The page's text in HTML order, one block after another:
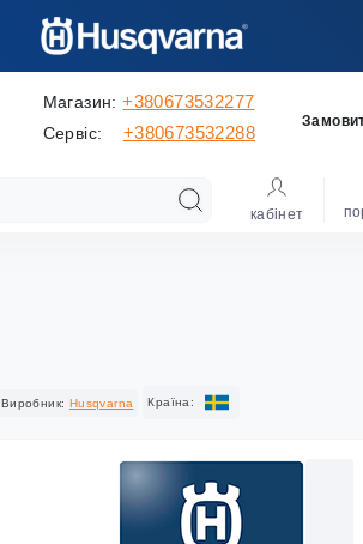
Магазин:+380673532277
Сервіс: +380673532288
кабінет
Виробник: Husqvarna Країна: